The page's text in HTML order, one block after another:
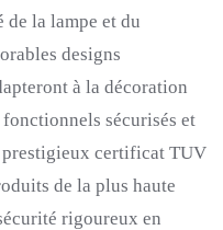
la lampe et du
designs
à la décoration
sécurisés et
certificat TUV
de la plus haute
rigoureux en